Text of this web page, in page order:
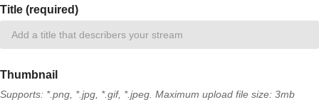
Title (required)
Thumbnail
Supports: *.png, *.jpg, *.gif, *.jpeg. Maximum upload file size: 3mb